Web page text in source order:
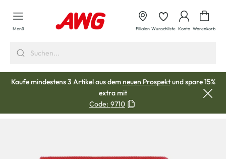
springen
Menü Filialen Wunschliste Konto Warenkorb
Kaufe mindestens 3 Artikel aus demneuen Prospektund spare 15%
extra mit
Code: 9710